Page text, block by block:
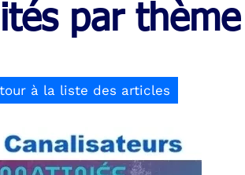
par thème
à la liste des articles